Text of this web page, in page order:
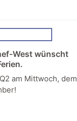
West wünscht
am Mittwoch, dem